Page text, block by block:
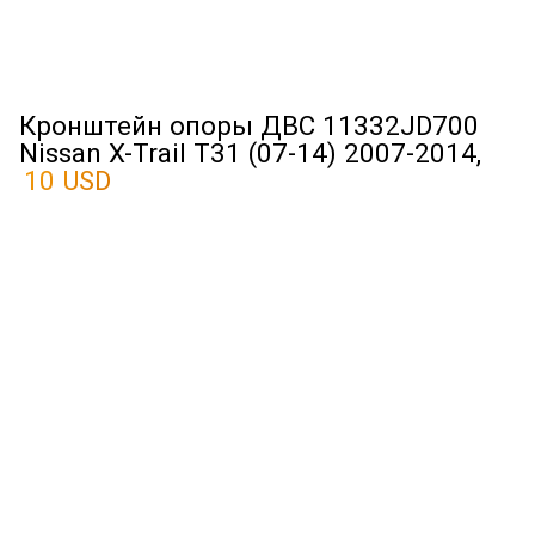
Кронштейн опоры ДВС 11332JD700
Nissan X-Trail T31 (07-14) 2007-2014,
10 USD